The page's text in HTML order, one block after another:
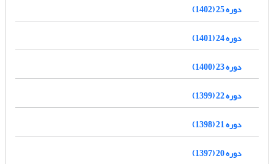
دوره 25 (1402)
دوره 24 (1401)
دوره 23 (1400)
دوره 22 (1399)
دوره 21 (1398)
دوره 20 (1397)